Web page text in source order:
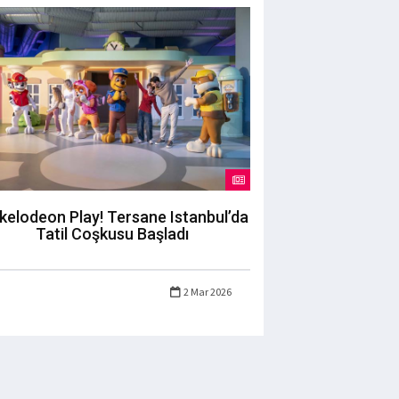
Play! Tersane Istanbul’da
Tatil Coşkusu Başladı
2 Mar 2026